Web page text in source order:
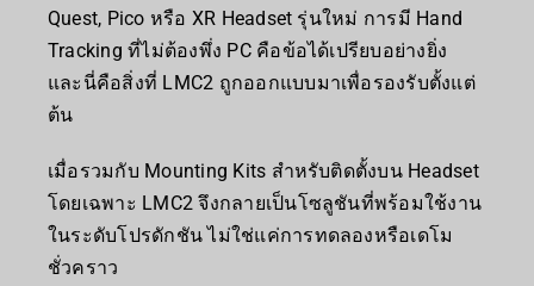
Quest, Pico หรือ XR Headset รุ่นใหม่ การมี Hand
Tracking ที่ไม่ต้องพึ่ง PC คือข้อได้เปรียบอย่างยิ่ง
และนี่คือสิ่งที่ LMC2 ถูกออกแบบมาเพื่อรองรับตั้งแต่
ต้น
เมื่อรวมกับ Mounting Kits สำหรับติดตั้งบน Headset
โดยเฉพาะ LMC2 จึงกลายเป็นโซลูชันที่พร้อมใช้งาน
ในระดับโปรดักชัน ไม่ใช่แค่การทดลองหรือเดโม
ชั่วคราว